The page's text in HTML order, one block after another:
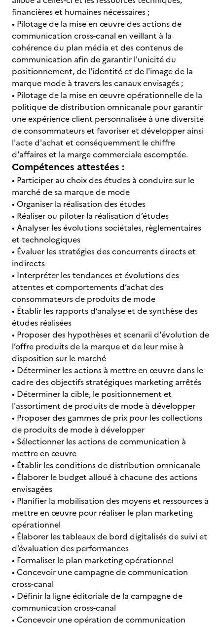
financières et humaines nécessaires ;
• Pilotage de la mise en œuvre des actions de
communication cross-canal en veillant à la
cohérence du plan média et des contenus de
communication afin de garantir l'unicité du
positionnement, de l'identité et de l'image de la
marque mode à travers les canaux envisagés ;
• Pilotage de la mise en œuvre opérationnelle de la
politique de distribution omnicanale pour garantir
une expérience client personnalisée à une diversité
de consommateurs et favoriser et développer ainsi
l'acte d'achat et conséquemment le chiffre
d'affaires et la marge commerciale escomptée.
Compétences attestées :
• Participer au choix des études à conduire sur le
marché de sa marque de mode
• Organiser la réalisation des études
• Réaliser ou piloter la réalisation d’études
• Analyser les évolutions sociétales, règlementaires
et technologiques
• Évaluer les stratégies des concurrents directs et
indirects
• Interpréter les tendances et évolutions des
attentes et comportements d’achat des
consommateurs de produits de mode
• Établir les rapports d’analyse et de synthèse des
études réalisées
• Proposer des hypothèses et scenarii d'évolution de
l’offre produits de la marque et de leur mise à
disposition sur le marché
• Déterminer les actions à mettre en œuvre dans le
cadre des objectifs stratégiques marketing arrêtés
• Déterminer la cible, le positionnement et
l'assortiment de produits de mode à développer
• Proposer des gammes de prix pour les collections
de produits de mode à développer
• Sélectionner les actions de communication à
mettre en œuvre
• Établir les conditions de distribution omnicanale
• Élaborer le budget alloué à chacune des actions
envisagées
• Planifier la mobilisation des moyens et ressources à
mettre en œuvre pour réaliser le plan marketing
opérationnel
• Élaborer les tableaux de bord digitalisés de suivi et
d’évaluation des performances
• Formaliser le plan marketing opérationnel
• Concevoir une campagne de communication
cross-canal
• Définir la ligne éditoriale de la campagne de
communication cross-canal
• Concevoir une opération de communication